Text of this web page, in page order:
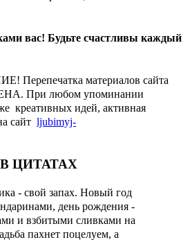
вас! Будьте счастливы каждый
Перепечатка материалов сайта
При любом упоминании
креативных идей, активная
сайт ljubimyj-
ЦИТАТАХ
- свой запах. Новый год
день рождения -
и взбитыми сливками на
пахнет поцелуем, а